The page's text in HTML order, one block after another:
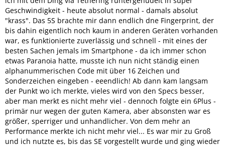
Geschwindigkeit - heute absolut normal - damals absolut
"krass". Das 5S brachte mir dann endlich dne Fingerprint, der
bis dahin eigentlich noch kaum in anderen Geräten vorhanden
war, es funktionierte zuverlässig und schnell - mit eines der
besten Sachen jemals im Smartphone - da ich immer schon
etwas Paranoia hatte, musste ich nun nicht ständig einen
alphanummerischen Code mit über 16 Zeichen und
Sonderzeichen eingeben - eeendlich! Ab dann kam langsam
der Punkt wo ich merkte, vieles wird von den Specs besser,
aber man merkt es nicht mehr viel - dennoch folgte ein 6Plus -
primär nur wegen der guten Kamera, aber absonsten war es
größer, sperriger und unhandlicher. Von dem mehr an
Performance merkte ich nicht mehr viel... Es war mir zu Groß
und ich nutzte es, bis das SE vorgestellt wurde und ging wieder